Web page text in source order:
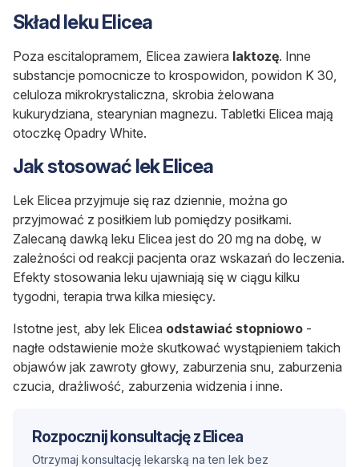
Skład leku Elicea
Poza escitalopramem, Elicea zawiera laktozę. Inne
substancje pomocnicze to krospowidon, powidon K 30,
celuloza mikrokrystaliczna, skrobia żelowana
kukurydziana, stearynian magnezu. Tabletki Elicea mają
otoczkę Opadry White.
Jak stosować lek Elicea
Lek Elicea przyjmuje się raz dziennie, można go
przyjmować z posiłkiem lub pomiędzy posiłkami.
Zalecaną dawką leku Elicea jest do 20 mg na dobę, w
zależności od reakcji pacjenta oraz wskazań do leczenia.
Efekty stosowania leku ujawniają się w ciągu kilku
tygodni, terapia trwa kilka miesięcy.
Istotne jest, aby lek Elicea odstawiać stopniowo -
nagłe odstawienie może skutkować wystąpieniem takich
objawów jak zawroty głowy, zaburzenia snu, zaburzenia
czucia, drażliwość, zaburzenia widzenia i inne.
Rozpocznij konsultację z Elicea
Otrzymaj konsultację lekarską na ten lek bez